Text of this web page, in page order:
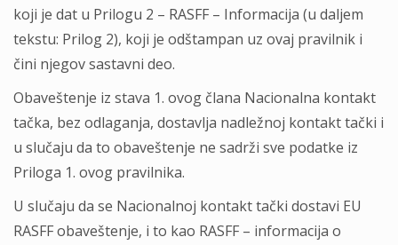
koji je dat u Prilogu 2 – RASFF – Informacija (u daljem
tekstu: Prilog 2), koji je odštampan uz ovaj pravilnik i
čini njegov sastavni deo.
Obaveštenje iz stava 1. ovog člana Nacionalna kontakt
tačka, bez odlaganja, dostavlja nadležnoj kontakt tački i
u slučaju da to obaveštenje ne sadrži sve podatke iz
Priloga 1. ovog pravilnika.
U slučaju da se Nacionalnoj kontakt tački dostavi EU
RASFF obaveštenje, i to kao RASFF – informacija o